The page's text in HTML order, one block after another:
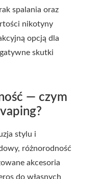
spalania oraz
nikotyny
opcją dla
skutki
— czym
stylu i
różnorodność
akcesoria
do własnych